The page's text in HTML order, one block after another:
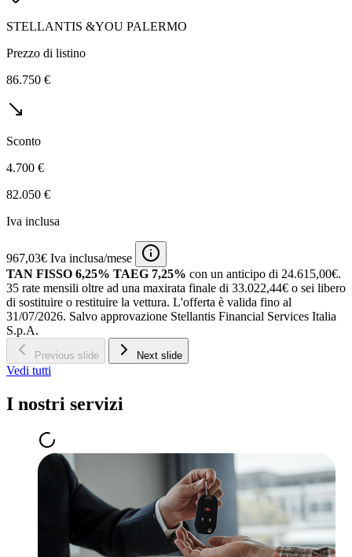
STELLANTIS &YOU PALERMO
Prezzo di listino
86.750 €
Sconto
4.700 €
82.050 €
Iva inclusa
967,03€ Iva inclusa/mese
TAN FISSO 6,25% TAEG 7,25% con un anticipo di 24.615,00€.
35 rate mensili oltre ad una maxirata finale di 33.022,44€ o sei libero
di sostituire o restituire la vettura. L'offerta è valida fino al
31/07/2026. Salvo approvazione Stellantis Financial Services Italia
S.p.A.
Previous slide Next slide
Vedi tutti
I nostri servizi